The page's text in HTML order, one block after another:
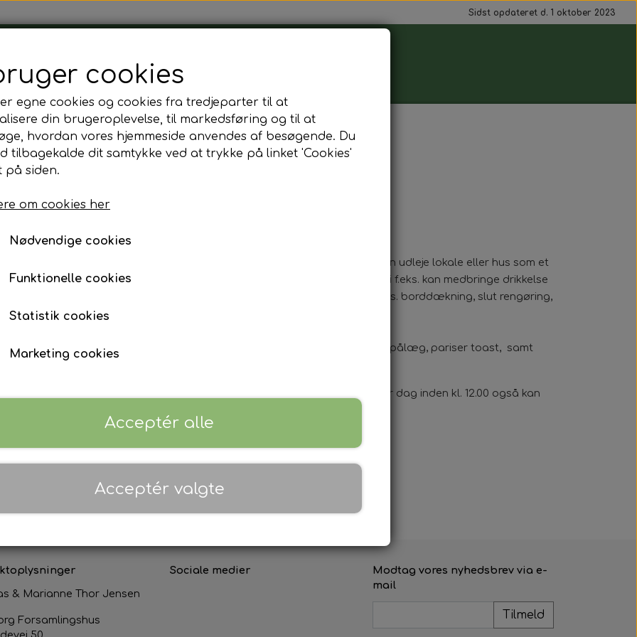
Sidst opdateret d. 1 oktober 2023
Tårnborg Forsamlingshus
som har været så heldige at kunne overtage januar 2023.
forskellige muligheder til din næste fest, selskab eller mindedag. Vi kan udleje lokale eller hus som et
samt hele huset af os eller vi kan sammensætte en pakke sammen, hvor i f.eks. kan medbringe drikkelse
du eller i har, hvor vi kan tilbyde forskellige muligheder for tilkøb som f.eks. borddækning, slut rengøring,
med mad til festen.
åbner kl. 16.00. Til banko er der altid salg af smørrebrød, franskbrød med pålæg, pariser toast, samt
med afhentning kl. 17.00-19.00
, samt du kan bestille smørrebrød hver dag inden kl. 12.00 også kan
& Marianne Thor Jensen
Forsamlingshus
Sociale medier
Modtag vores nyhedsbrev via e-
mail
Tilmeld
cookies
egne cookies og cookies fra tredjeparter til at
din brugeroplevelse, til markedsføring og til at
hvordan vores hjemmeside anvendes af besøgende. Du
tilbagekalde dit samtykke ved at trykke på linket 'Cookies'
på siden.
om cookies her
Nødvendige cookies
Funktionelle cookies
Statistik cookies
Marketing cookies
Acceptér alle
Acceptér valgte